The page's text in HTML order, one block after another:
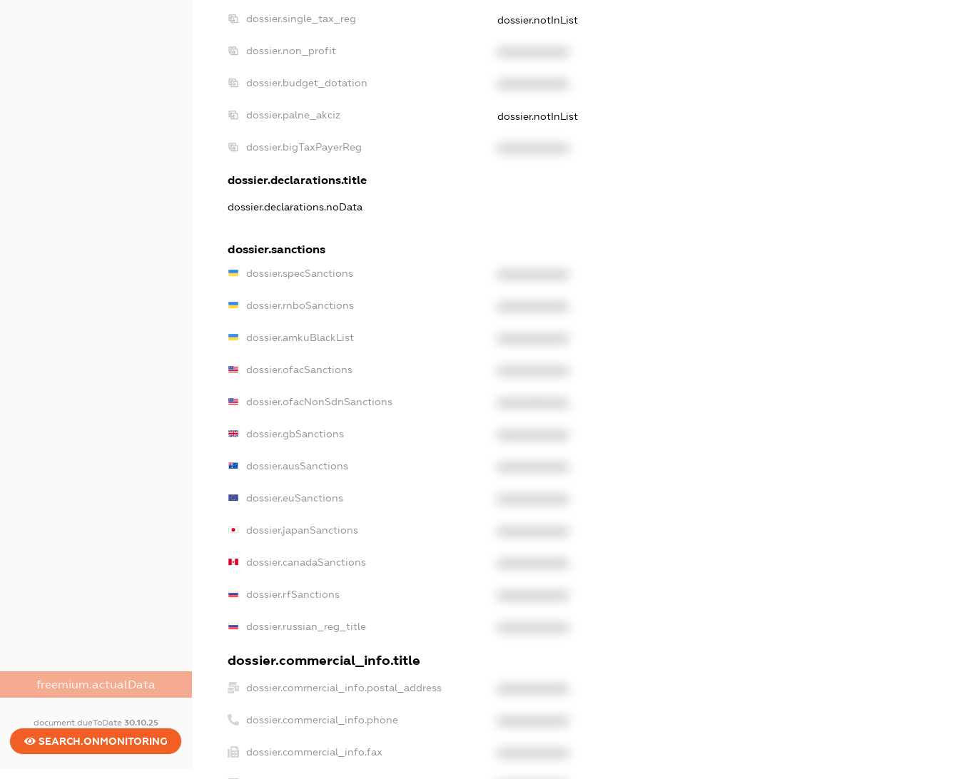
freemium.actualData
document.dueToDate 30.10.25
SEARCH.ONMONITORING
dossier.single_tax_reg dossier.notInList
dossier.non_profit
dossier.budget_dotation
dossier.palne_akciz dossier.notInList
dossier.bigTaxPayerReg
dossier.declarations.title
dossier.declarations.noData
dossier.sanctions
dossier.specSanctions
dossier.rnboSanctions
dossier.amkuBlackList
dossier.ofacSanctions
dossier.ofacNonSdnSanctions
dossier.gbSanctions
dossier.ausSanctions
dossier.euSanctions
dossier.japanSanctions
dossier.canadaSanctions
dossier.rfSanctions
dossier.russian_reg_title
dossier.commercial_info.title
dossier.commercial_info.postal_address
dossier.commercial_info.phone
dossier.commercial_info.fax